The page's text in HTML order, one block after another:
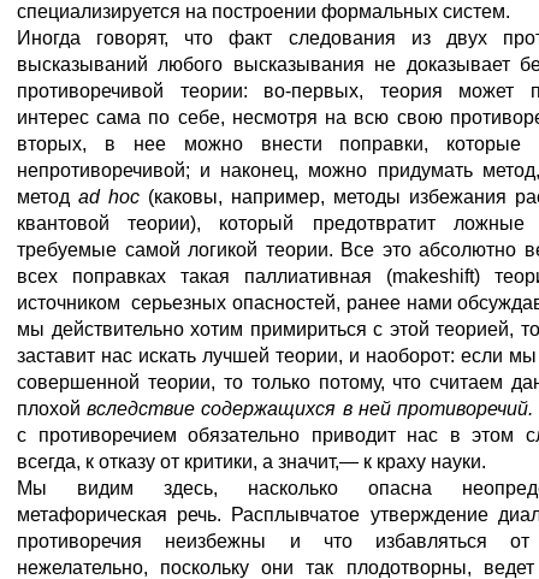
специализируется на построении формальных систем.
Иногда говорят, что факт следования из двух
высказываний любого высказывания не доказывает
противоречивой теории: во-первых, теория может
интерес сама по себе, несмотря на всю свою
вторых, в нее можно внести поправки, которые
непротиворечивой; и наконец, можно придумать
метод ad hoc (каковы, например, методы избежания
квантовой теории), который предотвратит ложные
требуемые самой логикой теории. Все это абсолютно
всех поправках такая паллиативная (makeshift)
источником серьезных опасностей, ранее нами
мы действительно хотим примириться с этой теорией,
заставит нас искать лучшей теории, и наоборот: если
совершенной теории, то только потому, что считаем
плохойвследствие содержащихся в ней противоречий.
с противоречием обязательно приводит нас в этом
всегда, к отказу от критики, а значит,— к краху науки.
Мы видим здесь, насколько опасна
метафорическая речь. Расплывчатое утверждение
противоречия неизбежны и что избавляться
нежелательно, поскольку они так плодотворны,